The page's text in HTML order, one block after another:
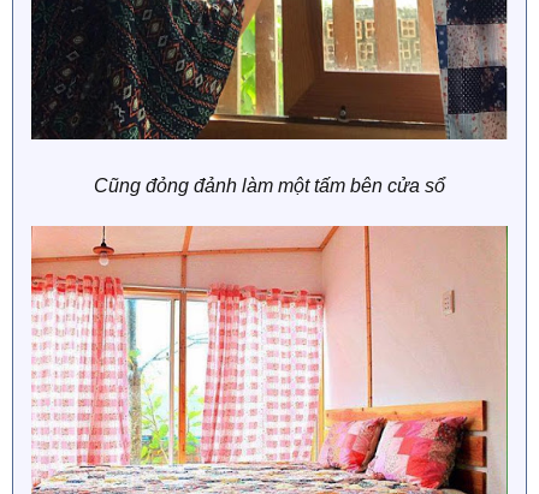
Cũng đỏng đảnh làm một tấm bên cửa sổ